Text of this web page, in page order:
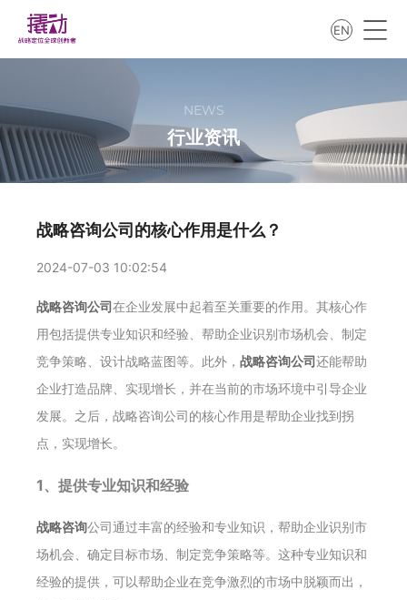
EN
NEWS
行业资讯
战略咨询公司的核心作用是什么？
2024-07-03 10:02:54
战略咨询公司在企业发展中起着至关重要的作用。其核心作
用包括提供专业知识和经验、帮助企业识别市场机会、制定
竞争策略、设计战略蓝图等。此外， 战略咨询公司还能帮助
企业打造品牌、实现增长，并在当前的市场环境中引导企业
发展。之后，战略咨询公司的核心作用是帮助企业找到拐
点，实现增长。
1、提供专业知识和经验
战略咨询公司通过丰富的经验和专业知识，帮助企业识别市
场机会、确定目标市场、制定竞争策略等。这种专业知识和
经验的提供，可以帮助企业在竞争激烈的市场中脱颖而出，